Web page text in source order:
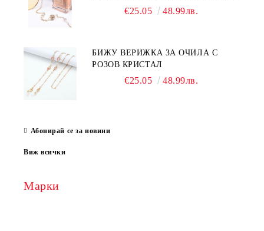
€25.05 48.99лв.
БИЖУ ВЕРИЖКА ЗА ОЧИЛА С
РОЗОВ КРИСТАЛ
€25.05 48.99лв.
Абонирай се за новини
Виж всички
Марки